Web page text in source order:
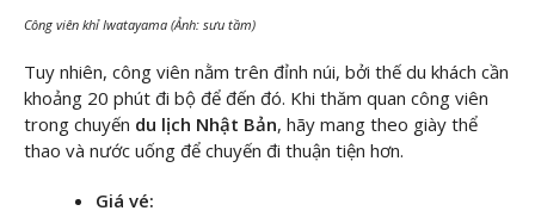
Công viên khỉ Iwatayama (Ảnh: sưu tầm)
Tuy nhiên, công viên nằm trên đỉnh núi, bởi thế du khách cần
khoảng 20 phút đi bộ để đến đó. Khi thăm quan công viên
trong chuyến du lịch Nhật Bản, hãy mang theo giày thể
thao và nước uống để chuyến đi thuận tiện hơn.
Giá vé: